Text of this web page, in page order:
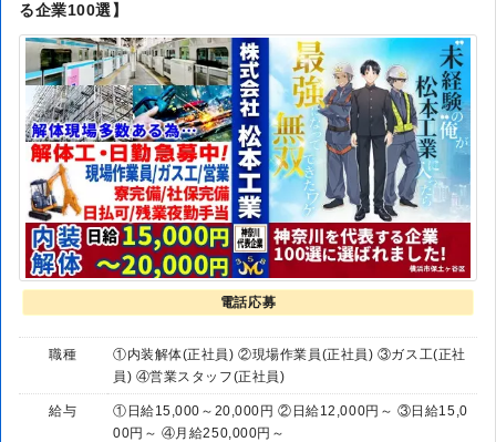
る企業100選】
電話応募
職種
①内装解体(正社員) ②現場作業員(正社員) ③ガス工(正社
員) ④営業スタッフ(正社員)
給与
①日給15,000～20,000円 ②日給12,000円～ ③日給15,0
00円～ ④月給250,000円～